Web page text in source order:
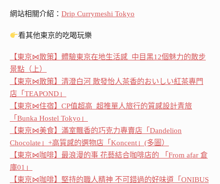
網站相關介紹： Drip Currymeshi Tokyo
看其他東京的吃喝玩樂
【東京⋈散策】體驗東京在地生活感 中目黑12個魅力的散步
景點（上）
【東京⋈散策】清澄白河 散發怡人茶香的おいしい紅茶專門
店「TEAPOND」
【東京⋈住宿】CP值超高 超推單人旅行的質感設計青旅
「Bunka Hostel Tokyo」
【東京⋈美食】滿室飄香的巧克力專賣店「Dandelion
Chocolate」+高質感的選物店「Koncent」(多圖）
【東京⋈咖啡】最浪漫的事 花藝結合咖啡店的 「From afar 倉
庫01」
【東京⋈咖啡】堅持的職人精神 不可錯過的好味道「ONIBUS